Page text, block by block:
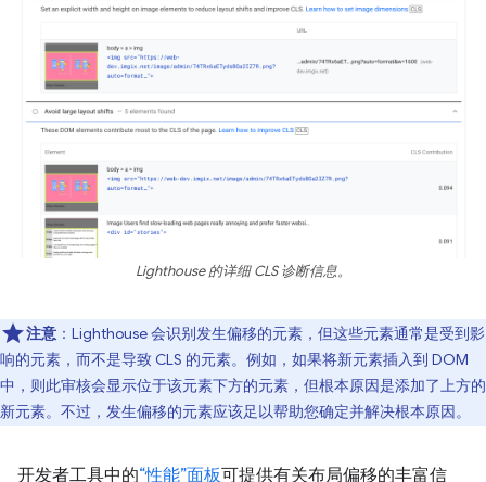
Lighthouse 的详细 CLS 诊断信息。
注意 ：Lighthouse 会识别发生偏移的元素，但这些元素通常是受到影
响的元素，而不是导致 CLS 的元素。 例如，如果将新元素插入到 DOM
中，则此审核会显示位于该元素下方的元素，但根本原因是添加了上方的
新元素。不过，发生偏移的元素应该足以帮助您确定并解决根本原因。
开发者工具中的“性能”面板可提供有关布局偏移的丰富信